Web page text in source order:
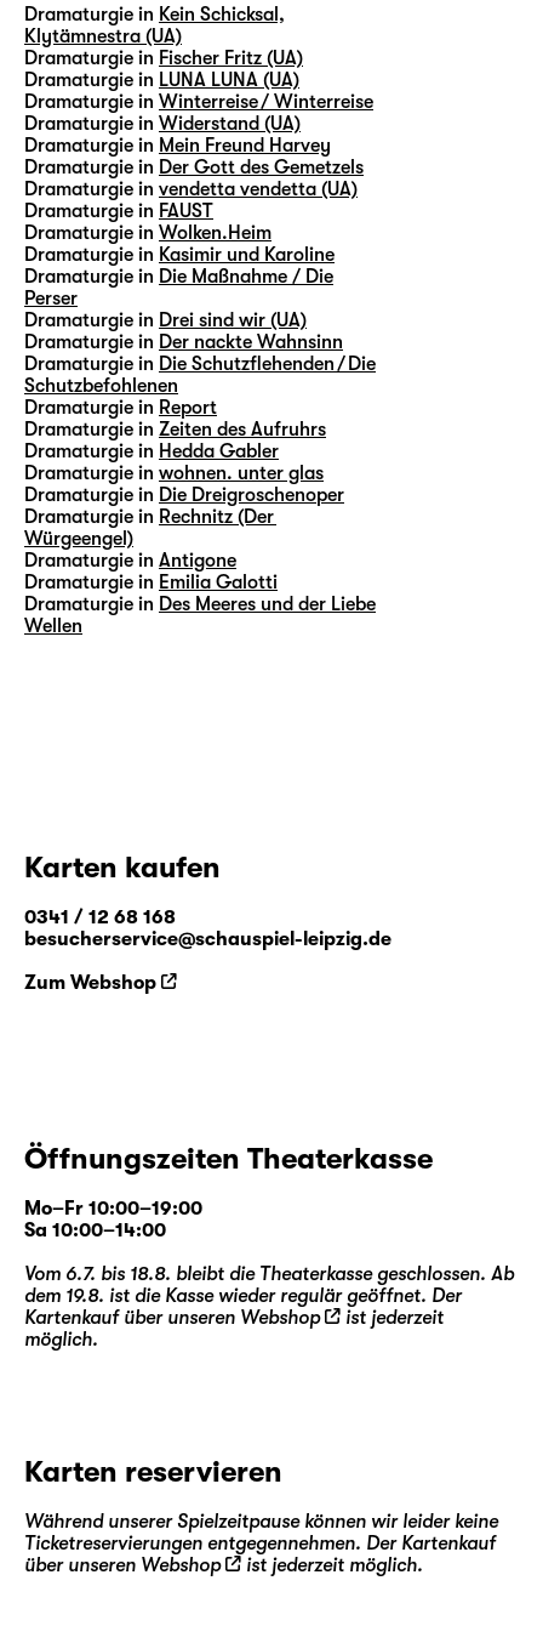
Dramaturgie in Kein Schicksal,
Klytämnestra (UA)
Dramaturgie in Fischer Fritz (UA)
Dramaturgie in LUNA LUNA (UA)
Dramaturgie in Winterreise / Winterreise
Dramaturgie in Widerstand (UA)
Dramaturgie in Mein Freund Harvey
Dramaturgie in Der Gott des Gemetzels
Dramaturgie in vendetta vendetta (UA)
Dramaturgie in FAUST
Dramaturgie in Wolken.Heim
Dramaturgie in Kasimir und Karoline
Dramaturgie in Die Maßnahme / Die
Perser
Dramaturgie in Drei sind wir (UA)
Dramaturgie in Der nackte Wahnsinn
Dramaturgie in Die Schutzflehenden / Die
Schutzbefohlenen
Dramaturgie in Report
Dramaturgie in Zeiten des Aufruhrs
Dramaturgie in Hedda Gabler
Dramaturgie in wohnen. unter glas
Dramaturgie in Die Dreigroschenoper
Dramaturgie in Rechnitz (Der
Würgeengel)
Dramaturgie in Antigone
Dramaturgie in Emilia Galotti
Dramaturgie in Des Meeres und der Liebe
Wellen
Karten kaufen
0341 / 12 68 168
besucherservice@schauspiel-leipzig.de
Zum Webshop
Öffnungszeiten Theaterkasse
Mo–Fr 10:00–19:00
Sa 10:00–14:00
Vom 6.7. bis 18.8. bleibt die Theaterkasse geschlossen. Ab
dem 19.8. ist die Kasse wieder regulär geöffnet. Der
Kartenkauf über unseren Webshop
ist jederzeit
möglich.
Karten reservieren
Während unserer Spielzeitpause können wir leider keine
Ticketreservierungen entgegennehmen. Der Kartenkauf
über unseren Webshop ist jederzeit möglich.